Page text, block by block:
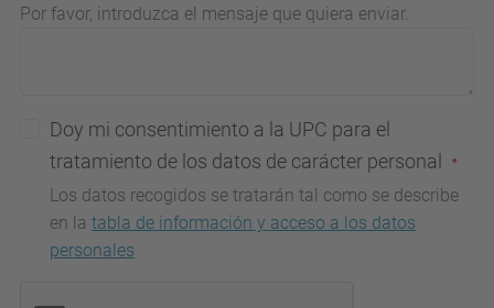
Por favor, introduzca el mensaje que quiera enviar.
Doy mi consentimiento a la UPC para el
tratamiento de los datos de carácter personal
Los datos recogidos se tratarán tal como se describe
en la tabla de información y acceso a los datos
personales